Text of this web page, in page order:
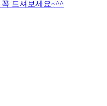
드셔보세요~^^